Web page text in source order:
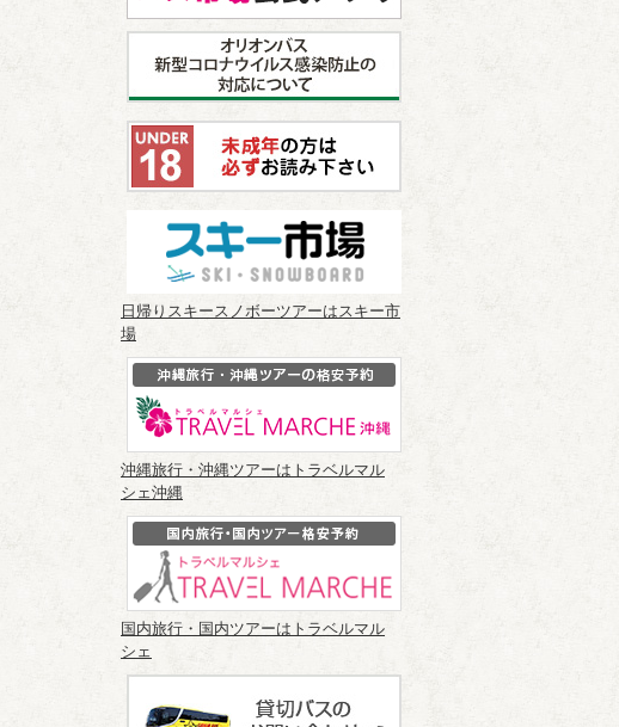
日帰りスキースノボーツアーはスキー市
場
沖縄旅行・沖縄ツアーはトラベルマル
シェ沖縄
国内旅行・国内ツアーはトラベルマル
シェ